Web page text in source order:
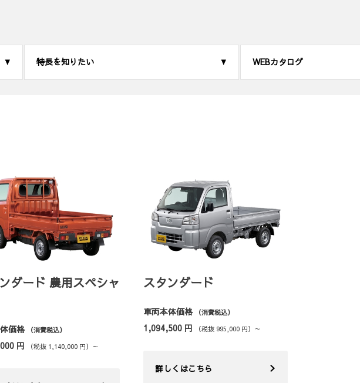
特長を知りたい WEBカタログ
ダード 農用スペシャ
価格 （消費税込）
円 （税抜 1,140,000 円）～
スタンダード
車両本体価格 （消費税込）
1,094,500 円 （税抜 995,000 円）～
詳しくはこちら